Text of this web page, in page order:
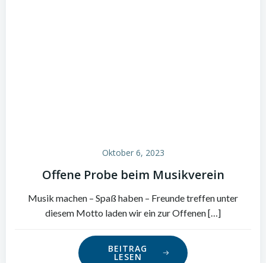
Oktober 6, 2023
Offene Probe beim Musikverein
Musik machen – Spaß haben – Freunde treffen unter
diesem Motto laden wir ein zur Offenen […]
BEITRAG
LESEN